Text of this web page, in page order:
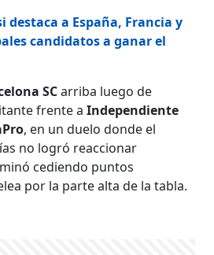
destaca a España, Francia y
candidatos a ganar el
SCarriba luego de
frente aIndependiente
, en un duelo donde el
no logró reaccionar
cediendo puntos
por la parte alta de la tabla.